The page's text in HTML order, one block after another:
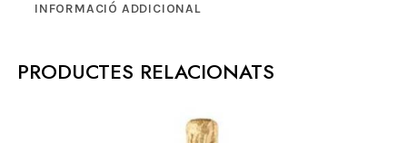
INFORMACIÓ ADDICIONAL
PRODUCTES RELACIONATS